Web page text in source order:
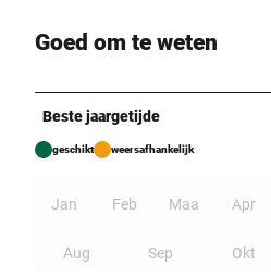
Goed om te weten
Beste jaargetijde
geschikt weersafhankelijk
Jan Feb Maa Apr
Aug Sep Okt